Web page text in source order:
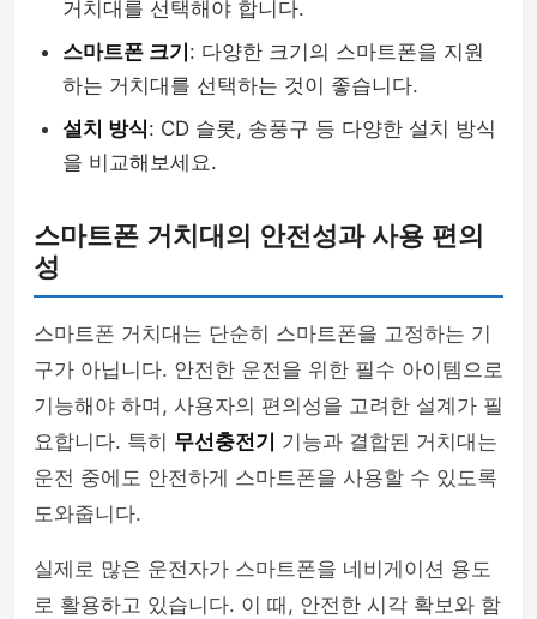
거치대를 선택해야 합니다.
스마트폰 크기 : 다양한 크기의 스마트폰을 지원
하는 거치대를 선택하는 것이 좋습니다.
설치 방식: CD 슬롯, 송풍구 등 다양한 설치 방식
을 비교해보세요.
스마트폰 거치대의 안전성과 사용 편의
성
스마트폰 거치대는 단순히 스마트폰을 고정하는 기
구가 아닙니다. 안전한 운전을 위한 필수 아이템으로
기능해야 하며, 사용자의 편의성을 고려한 설계가 필
요합니다. 특히 무선충전기
기능과 결합된 거치대는
운전 중에도 안전하게 스마트폰을 사용할 수 있도록
도와줍니다.
실제로 많은 운전자가 스마트폰을 네비게이션 용도
로 활용하고 있습니다. 이 때, 안전한 시각 확보와 함